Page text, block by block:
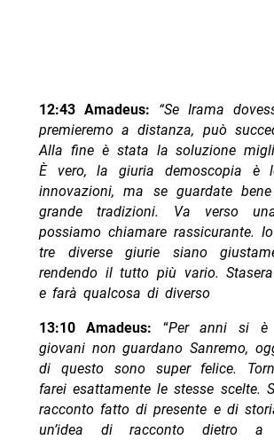
12:43 Amadeus: “Se Irama
premieremo a distanza, può
Alla fine è stata la soluzione
È vero, la giuria demoscopia è
innovazioni, ma se guardate
grande tradizioni. Va verso
possiamo chiamare rassicurante.
tre diverse giurie siano
rendendo il tutto più vario.
e farà qualcosa di diverso
13:10 Amadeus: “Per anni si
giovani non guardano Sanremo,
di questo sono super felice.
farei esattamente le stesse scelte.
racconto fatto di presente e di
un’idea di racconto dietro a